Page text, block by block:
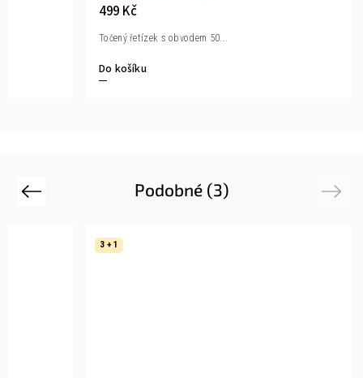
499 Kč
Do košíku
Točený řetízek s obvodem 50...
Podobné (3)
Previous
3 + 1
Next